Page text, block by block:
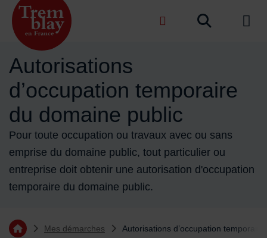
Menu de raccourcis
Accueil ville de Tremblay-en-France de
Autorisations
d’occupation temporaire
du domaine public
Pour toute occupation ou travaux avec ou sans
emprise du domaine public, tout particulier ou
entreprise doit obtenir une autorisation d'occupation
temporaire du domaine public.
Vous êtes ici :
Retourner à l'accueil
Mes démarches Autorisations d’occupation